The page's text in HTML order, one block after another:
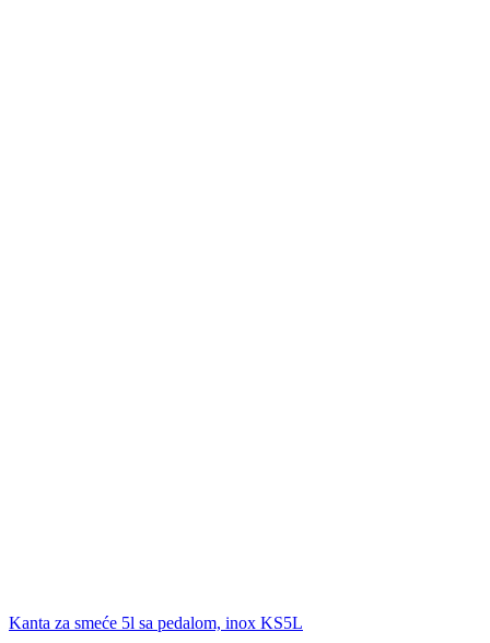
Kanta za smeće 5l sa pedalom, inox KS5L